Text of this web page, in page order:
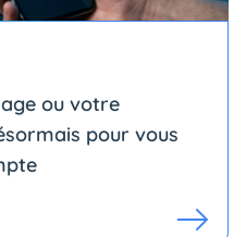
ou votre
pour vous